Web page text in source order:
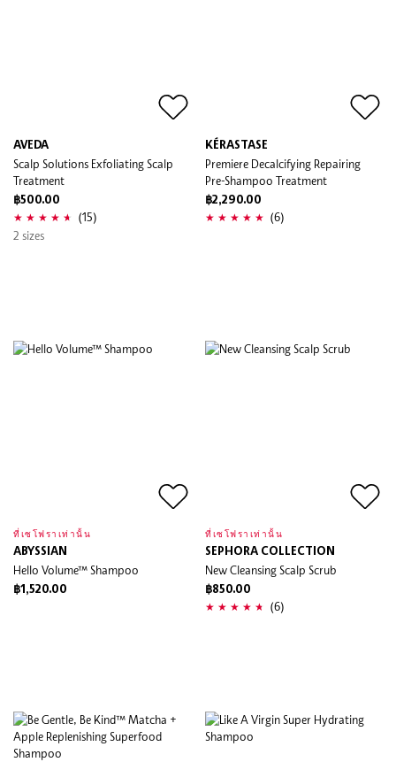
AVEDA
Scalp Solutions Exfoliating Scalp
Treatment
฿500.00
(15)
2 sizes
KÉRASTASE
Premiere Decalcifying Repairing
Pre-Shampoo Treatment
฿2,290.00
(6)
ที่เซโฟราเท่านั้น
ABYSSIAN
Hello Volume™ Shampoo
฿1,520.00
ที่เซโฟราเท่านั้น
SEPHORA COLLECTION
New Cleansing Scalp Scrub
฿850.00
(6)